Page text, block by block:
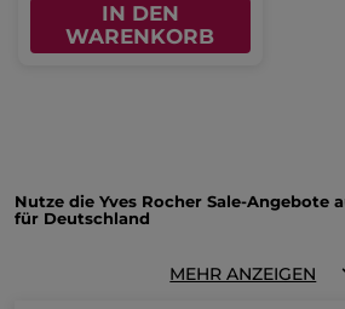
IN DEN
WARENKORB
Nutze die Yves Rocher Sale-Angebote
für Deutschland
ergänzen? Dir selbst eine Freude
Menschen das perfekte Geschenk
MEHR ANZEIGEN